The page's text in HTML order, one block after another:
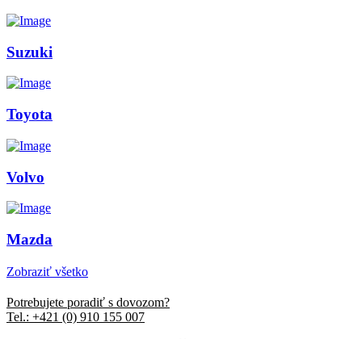
Suzuki
Toyota
Volvo
Mazda
Zobraziť všetko
Potrebujete poradiť s dovozom?
Tel.: +421 (0) 910 155 007